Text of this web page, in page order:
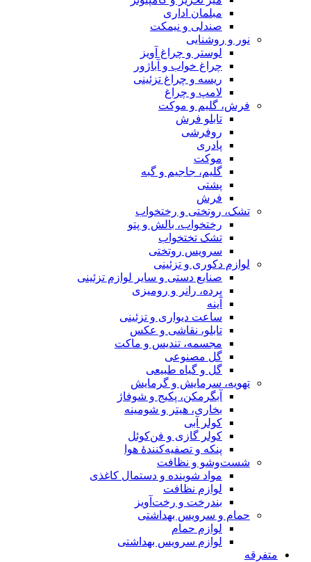
مبلمان اداری
صندلی و نیمکت
نور و روشنایی
لوستر و چراغ آویز
چراغ خواب و آباژور
ریسه و چراغ تزئینی
لامپ و چراغ
فرش، گلیم و موکت
تابلو فرش
روفرشی
پادری
موکت
گلیم، جاجیم و گبه
پشتی
فرش
تشک، روتختی و رختخواب
رختخواب، بالش و پتو
تشک تختخواب
سرویس روتختی
لوازم دکوری و تزئینی
صنایع دستی و سایر لوازم تزئینی
پرده، رانر و رومیزی
آینه
ساعت دیواری و تزئینی
تابلو، نقاشی و عکس
مجسمه، تندیس و ماکت
گل مصنوعی
گل و گیاه طبیعی
تهویه، سرمایش و گرمایش
آبگرمکن، پکیج و شوفاژ
بخاری، هیتر و شومینه
کولر آبی
کولر گازی و فن‌کوئل
پنکه و تصفیه‌کنندهٔ هوا
شست‌وشو و نظافت
مواد شوینده و دستمال کاغذی
لوازم نظافت
بندرخت و رخت‌آویز
حمام و سرویس بهداشتی
لوازم حمام
لوازم سرویس بهداشتی
متفرقه